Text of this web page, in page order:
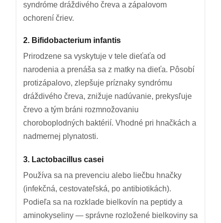
syndróme dráždivého čreva a zápalovom
ochorení čriev.
2. Bifidobacterium infantis
Prirodzene sa vyskytuje v tele dieťaťa od
narodenia a prenáša sa z matky na dieťa. Pôsobí
protizápalovo, zlepšuje príznaky syndrómu
dráždivého čreva, znižuje nadúvanie, prekysľuje
črevo a tým bráni rozmnožovaniu
choroboplodných baktérií. Vhodné pri hnačkách a
nadmernej plynatosti.
3. Lactobacillus casei
Používa sa na prevenciu alebo liečbu hnačky
(infekčná, cestovateľská, po antibiotikách).
Podieľa sa na rozklade bielkovín na peptidy a
aminokyseliny — správne rozložené bielkoviny sa